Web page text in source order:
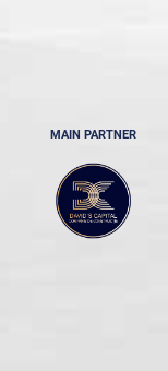
MAIN PARTNER